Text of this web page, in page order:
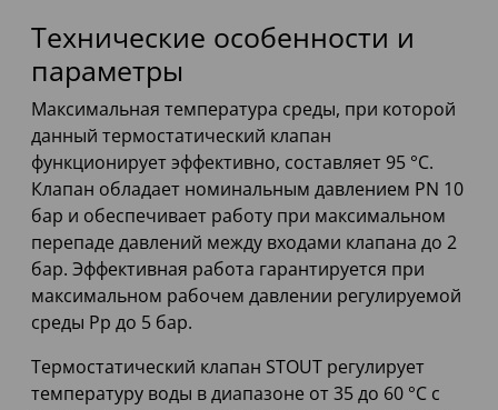
Технические особенности и
параметры
Максимальная температура среды, при которой
данный термостатический клапан
функционирует эффективно, составляет 95 °C.
Клапан обладает номинальным давлением PN 10
бар и обеспечивает работу при максимальном
перепаде давлений между входами клапана до 2
бар. Эффективная работа гарантируется при
максимальном рабочем давлении регулируемой
среды Рр до 5 бар.
Термостатический клапан STOUT регулирует
температуру воды в диапазоне от 35 до 60 °C с